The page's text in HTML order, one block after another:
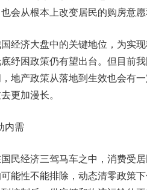
会从根本上改变居民的购房意愿
济大盘中的关键地位，为实现
纾困政策仍有望出台。但目前
地产政策从落地到生效也会有一
更加漫长。
需
经济三驾马车之中，消费受居
能性不能排除，动态清零政策